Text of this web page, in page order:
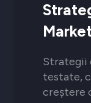
Strategii
testate,
creștere